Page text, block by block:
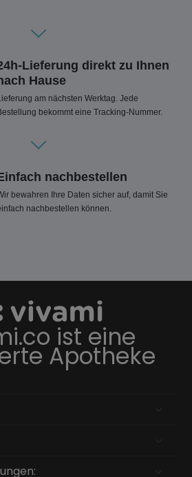
Lieferung direkt zu Ihnen
Hause
am nächsten Werktag. Jede
bekommt eine Tracking-Nummer.
nachbestellen
bewahren Ihre Daten sicher auf, damit Sie
nachbestellen können.
ist eine
Apotheke